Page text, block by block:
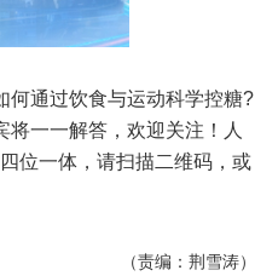
何通过饮食与运动科学控糖?
一一解答，欢迎关注！人
位一体，请扫描二维码，或
（责编：荆雪涛）